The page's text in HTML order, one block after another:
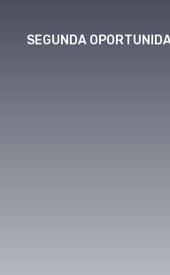
SEGUNDA